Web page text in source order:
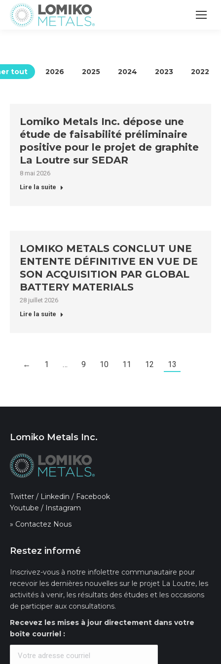
tout 2022
2023
2024
2025
2026
Lomiko Metals Inc. dépose une
étude de faisabilité préliminaire
positive pour le projet de graphite
La Loutre sur SEDAR
8 mai 2026
Lire la suite
LOMIKO METALS CONCLUT UNE
ENTENTE DÉFINITIVE EN VUE DE
SON ACQUISITION PAR GLOBAL
BATTERY MATERIALS
28 juillet 2026
Lire la suite
← 1 … 9 10 11 12 13
Lomiko Metals Inc.
Twitter / Linkedin / Facebook
Youtube / Instagram
» Contactez Nous
Restez informé
Inscrivez-vous à notre infolettre communautaire pour
recevoir les dernières nouvelles sur le projet La Loutre, les
activités à venir, les résultats des études et les occasions
de participer aux consultations.
Recevez les mises à jour directement dans votre
boîte courriel :